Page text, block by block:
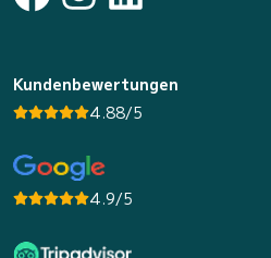
Kundenbewertungen
4.88/5
4.9/5